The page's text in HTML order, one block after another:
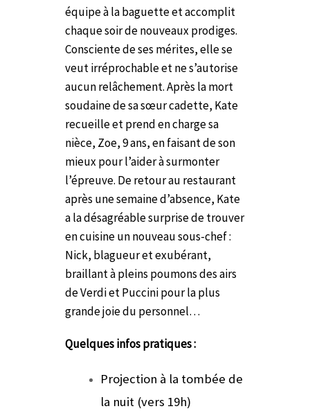
équipe à la baguette et accomplit
chaque soir de nouveaux prodiges.
Consciente de ses mérites, elle se
veut irréprochable et ne s’autorise
aucun relâchement. Après la mort
soudaine de sa sœur cadette, Kate
recueille et prend en charge sa
nièce, Zoe, 9 ans, en faisant de son
mieux pour l’aider à surmonter
l’épreuve. De retour au restaurant
après une semaine d’absence, Kate
a la désagréable surprise de trouver
en cuisine un nouveau sous-chef :
Nick, blagueur et exubérant,
braillant à pleins poumons des airs
de Verdi et Puccini pour la plus
grande joie du personnel…
Quelques infos pratiques :
Projection à la tombée de
la nuit (vers 19h)